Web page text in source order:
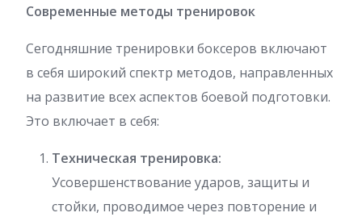
Современные методы тренировок
Сегодняшние тренировки боксеров включают
в себя широкий спектр методов, направленных
на развитие всех аспектов боевой подготовки.
Это включает в себя:
Техническая тренировка:
Усовершенствование ударов, защиты и
стойки, проводимое через повторение и